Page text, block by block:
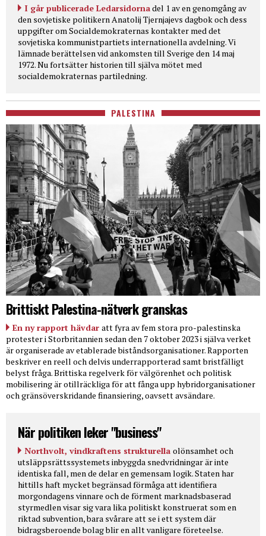
I går publicerade Ledarsidornadel 1 av en genomgång av
den sovjetiske politikern Anatolij Tjernjajevs dagbok och dess
uppgifter om Socialdemokraternas kontakter med det
sovjetiska kommunistpartiets internationella avdelning. Vi
lämnade berättelsen vid ankomsten till Sverige den 14 maj
1972. Nu fortsätter historien till själva mötet med
socialdemokraternas partiledning.
PALESTINA
Brittiskt Palestina-nätverk granskas
En ny rapport hävdar att fyra av fem stora pro-palestinska
protester i Storbritannien sedan den 7 oktober 2023 i själva verket
är organiserade av etablerade biståndsorganisationer. Rapporten
beskriver en reell och delvis underrapporterad samt bristfälligt
belyst fråga. Brittiska regelverk för välgörenhet och politisk
mobilisering är otillräckliga för att fånga upp hybridorganisationer
och gränsöverskridande finansiering, oavsett avsändare.
När politiken leker "business"
Northvolt, vindkraftens strukturella olönsamhet och
utsläppsrättssystemets inbyggda snedvridningar är inte
identiska fall, men de delar en gemensam logik. Staten har
hittills haft mycket begränsad förmåga att identifiera
morgondagens vinnare och de förment marknadsbaserad
styrmedlen visar sig vara lika politiskt konstruerat som en
riktad subvention, bara svårare att se i ett system där
bidragsberoende bolag blir en allt vanligare företeelse.